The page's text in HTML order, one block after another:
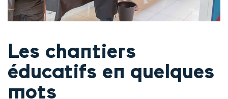
Les chantiers
éducatifs en quelques
mots